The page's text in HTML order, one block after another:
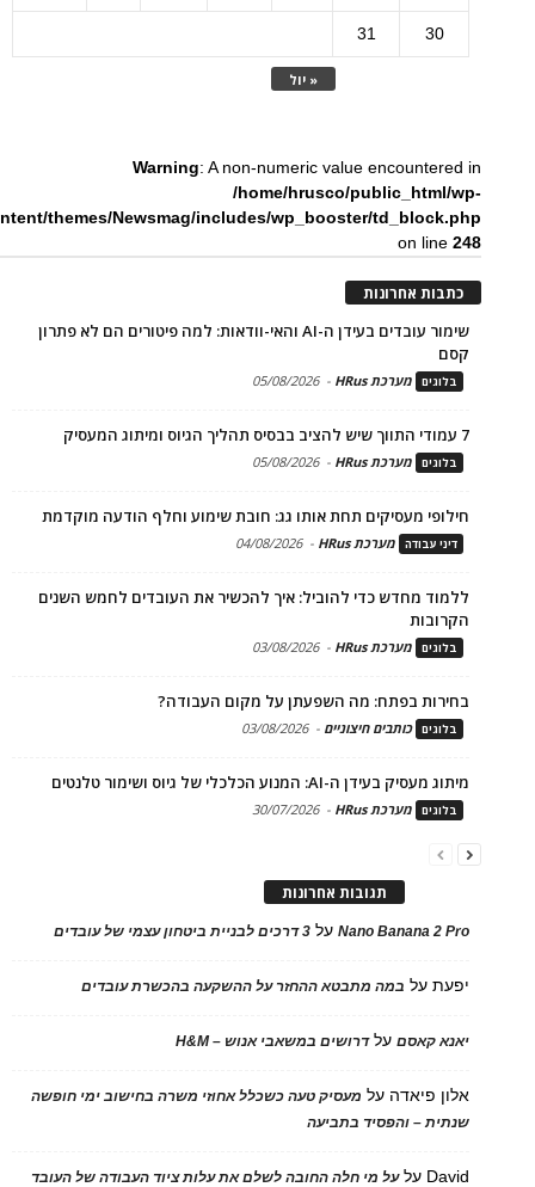
« יול
30
31
Warning: A non-numeric value encountered in
/home/hrusco/public_html/wp-
themes/Newsmag/includes/wp_booster/td_block.php
on line248
כתבות אחרונות
שימור עובדים בעידן ה-AI והאי-וודאות: למה פיטורים הם לא פתרון
קסם
בלוגים מערכת HRus -
05/08/2026
7 עמודי התווך שיש להציב בבסיס תהליך הגיוס ומיתוג המעסיק
בלוגים מערכת HRus -
05/08/2026
חילופי מעסיקים תחת אותו גג: חובת שימוע וחלף הודעה מוקדמת
דיני עבודה מערכת HRus -
04/08/2026
ללמוד מחדש כדי להוביל: איך להכשיר את העובדים לחמש השנים
הקרובות
בלוגים מערכת HRus -
03/08/2026
בחירות בפתח: מה השפעתן על מקום העבודה?
בלוגים כותבים חיצוניים -
03/08/2026
מיתוג מעסיק בעידן ה-AI: המנוע הכלכלי של גיוס ושימור טלנטים
בלוגים מערכת HRus -
30/07/2026
תגובות אחרונות
Nano Banana 2 Proעל 3 דרכים לבניית ביטחון עצמי של עובדים
יפעתעל במה מתבטא ההחזר על ההשקעה בהכשרת עובדים
יאנא קאסםעלדרושים במשאבי אנוש – H&M
אלון פיאדה על מעסיק טעה כשכלל אחוזי משרה בחישוב ימי חופשה
שנתית – והפסיד בתביעה
David עלעל מי חלה החובה לשלם את עלות ציוד העבודה של העובד